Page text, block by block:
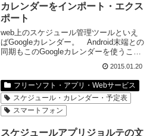
カレンダーをインポート・エクス
ポート
web上のスケジュール管理ツールといえ
ばGoogleカレンダー。 Android末端との
同期もこのGoogleカレンダーを使うこと
を前提しにしている場合も多い。 今回
はGoogleカレンダーのデータのインポー
ト・エクスポートについて。Goo...
2015.01.20
フリーソフト・アプリ・Webサービス
スケジュール・カレンダー・予定表
スマートフォン
スケジュールアプリジョルテの文